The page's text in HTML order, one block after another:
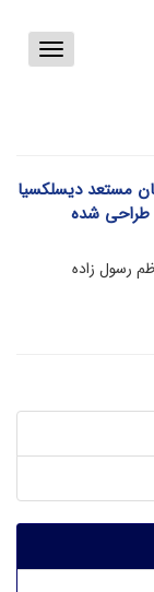
Toggle
مستعد دیسلکسیا
طراحی شده
رسول زاده